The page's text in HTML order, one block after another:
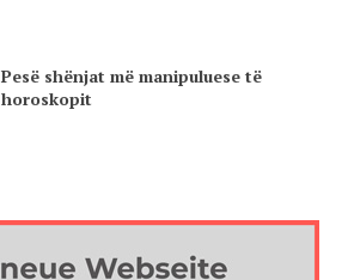
Pesë shënjat më manipuluese të
horoskopit